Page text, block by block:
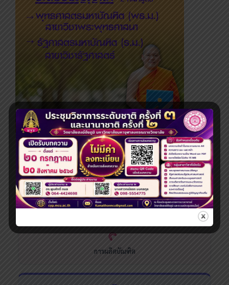
ระดับปริญญาโท
ระบบสารสนเทศและบริการออนไลน์
การผลิตบัณฑิต